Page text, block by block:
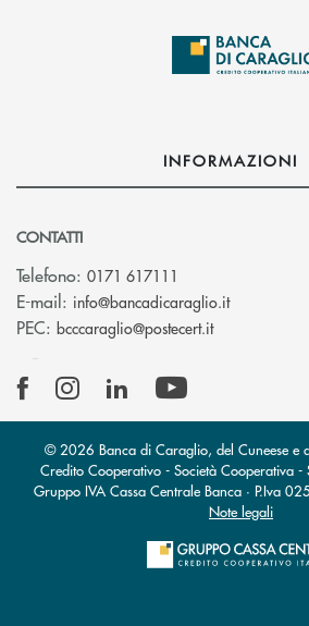
INFORMAZIONI
CONTATTI
Telefono: 0171 617111
E-mail: info@bancadicaraglio.it(si apre
PEC: bcccaraglio@postecert.it(si apre
© 2026 Banca di Caraglio, del Cuneese e
Credito Cooperativo - Società Cooperativa -
Gruppo IVA Cassa Centrale Banca · P.Iva
Note legali